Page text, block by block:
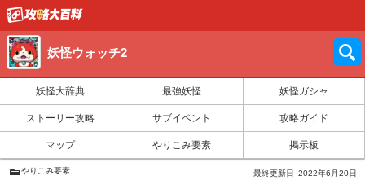
妖怪ウォッチ2
妖怪大辞典 最強妖怪 妖怪ガシャ
ストーリー攻略 サブイベント 攻略ガイド
マップ やりこみ要素 掲示板
やりこみ要素 最終更新日 2022年6月20日